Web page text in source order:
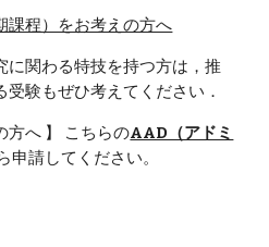
課程）をお考えの方へ
に関わる特技を持つ方は，推
験もぜひ考えてください．
方へ 】 こちらのAAD（アドミ
申請してください。